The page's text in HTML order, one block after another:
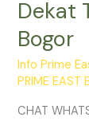
Dekat
Bogor
Info Prime
PRIME EAST
CHAT